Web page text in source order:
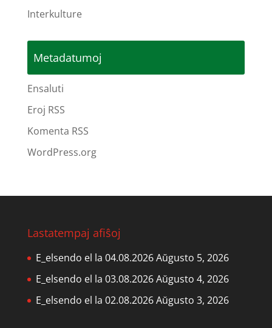
Interkulture
Metadatumoj
Ensaluti
Eroj RSS
Komenta RSS
WordPress.org
Lastatempaj afiŝoj
E_elsendo el la 04.08.2026Aŭgusto 5, 2026
E_elsendo el la 03.08.2026Aŭgusto 4, 2026
E_elsendo el la 02.08.2026Aŭgusto 3, 2026